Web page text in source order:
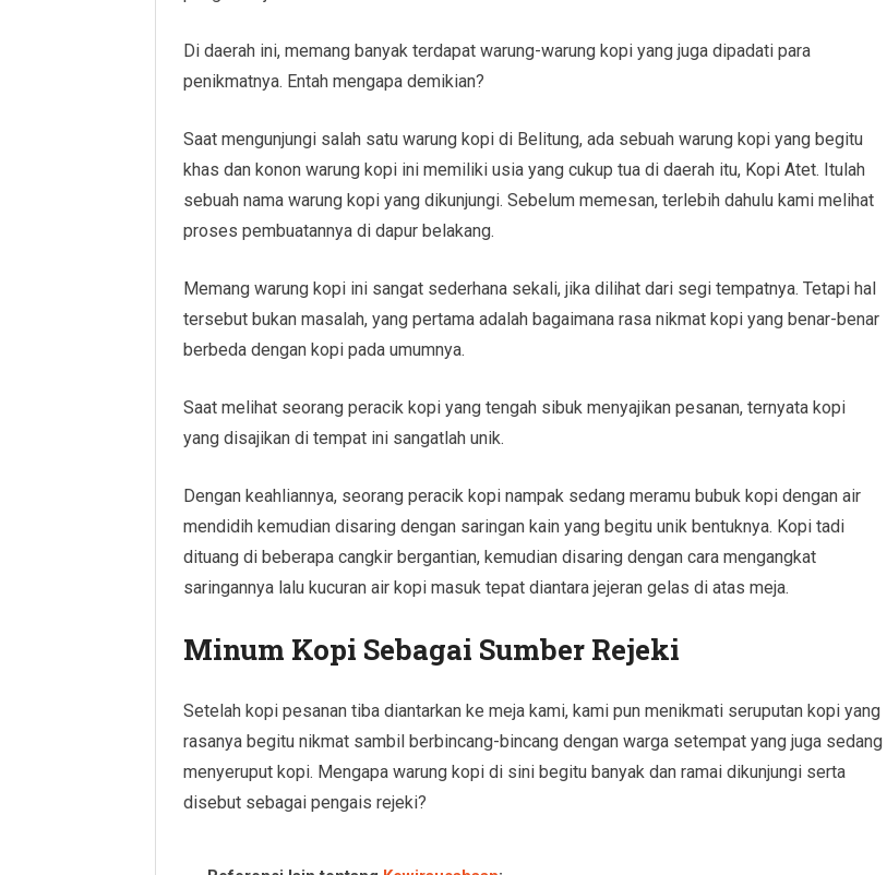
Di daerah ini, memang banyak terdapat warung-warung kopi yang juga dipadati para
penikmatnya. Entah mengapa demikian?
Saat mengunjungi salah satu warung kopi di Belitung, ada sebuah warung kopi yang begitu
khas dan konon warung kopi ini memiliki usia yang cukup tua di daerah itu, Kopi Atet. Itulah
sebuah nama warung kopi yang dikunjungi. Sebelum memesan, terlebih dahulu kami melihat
proses pembuatannya di dapur belakang.
Memang warung kopi ini sangat sederhana sekali, jika dilihat dari segi tempatnya. Tetapi hal
tersebut bukan masalah, yang pertama adalah bagaimana rasa nikmat kopi yang benar-benar
berbeda dengan kopi pada umumnya.
Saat melihat seorang peracik kopi yang tengah sibuk menyajikan pesanan, ternyata kopi
yang disajikan di tempat ini sangatlah unik.
Dengan keahliannya, seorang peracik kopi nampak sedang meramu bubuk kopi dengan air
mendidih kemudian disaring dengan saringan kain yang begitu unik bentuknya. Kopi tadi
dituang di beberapa cangkir bergantian, kemudian disaring dengan cara mengangkat
saringannya lalu kucuran air kopi masuk tepat diantara jejeran gelas di atas meja.
Minum Kopi Sebagai Sumber Rejeki
Setelah kopi pesanan tiba diantarkan ke meja kami, kami pun menikmati seruputan kopi yang
rasanya begitu nikmat sambil berbincang-bincang dengan warga setempat yang juga sedang
menyeruput kopi. Mengapa warung kopi di sini begitu banyak dan ramai dikunjungi serta
disebut sebagai pengais rejeki?